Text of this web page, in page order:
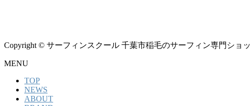
Copyright © サーフィンスクール 千葉市稲毛のサーフィン専門ショ
MENU
TOP
NEWS
ABOUT